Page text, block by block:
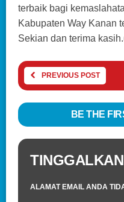
terbaik bagi
Kabupaten Way Kanan
Sekian dan terima
PREVIOUS POST
BE THE
ALAMAT EMAIL ANDA